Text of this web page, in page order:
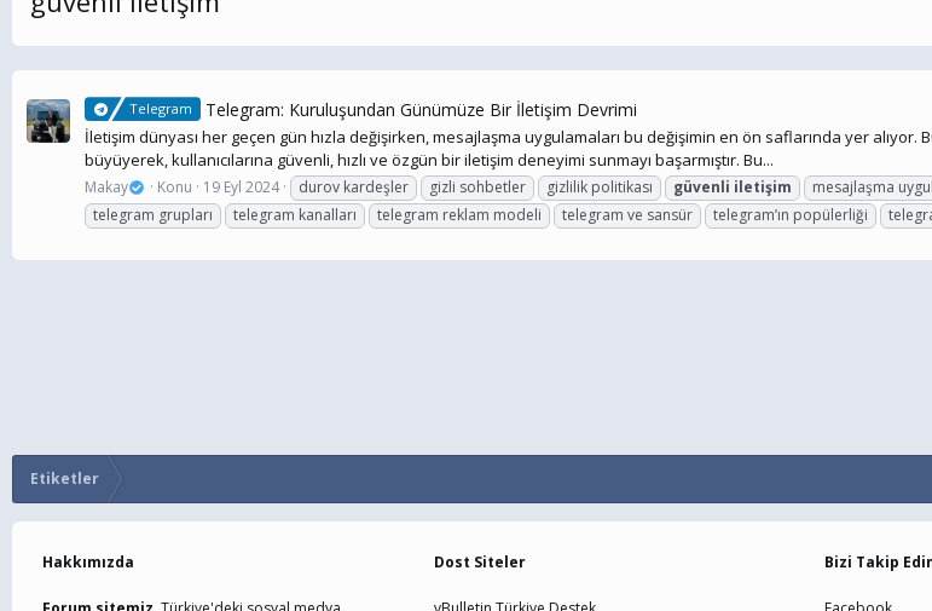
Telegram Telegram: Kuruluşundan Günümüze Bir İletişim Devrimi
İletişim dünyası her geçen gün hızla değişirken, mesajlaşma uygulamaları bu değişimin en ön saflarında yer
büyüyerek, kullanıcılarına güvenli, hızlı ve özgün bir iletişim deneyimi sunmayı başarmıştır. Bu...
Makay Konu 19 Eyl 2024 durov kardeşler gizli sohbetler gizlilik politikası güvenli iletişim mesajlaşma
telegram grupları
telegram kanalları telegram reklam modeli telegram ve sansür telegram’ın popülerliği
Etiketler
Hakkımızda Dost Siteler Bizi Takip